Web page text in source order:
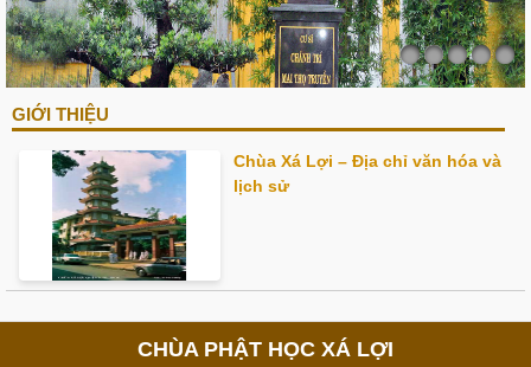
GIỚI THIỆU
Chùa Xá Lợi – Địa chỉ văn hóa và
lịch sử
CHÙA PHẬT HỌC XÁ LỢI